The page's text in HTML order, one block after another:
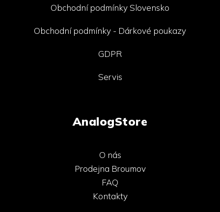
Obchodní podmínky Slovensko
Obchodní podmínky - Dárkové poukazy
GDPR
Servis
AnalogStore
O nás
Prodejna Broumov
FAQ
Kontakty